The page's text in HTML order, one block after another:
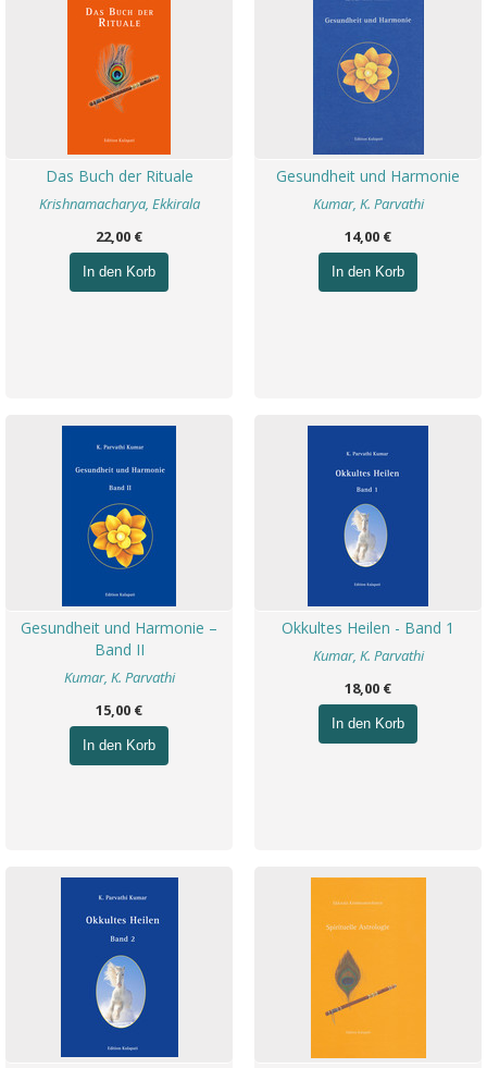
Das Buch der Rituale
Krishnamacharya, Ekkirala
22,00 €
In den Korb
Gesundheit und Harmonie
Kumar, K. Parvathi
14,00 €
In den Korb
Gesundheit und Harmonie –
Band II
Kumar, K. Parvathi
15,00 €
In den Korb
Okkultes Heilen - Band 1
Kumar, K. Parvathi
18,00 €
In den Korb